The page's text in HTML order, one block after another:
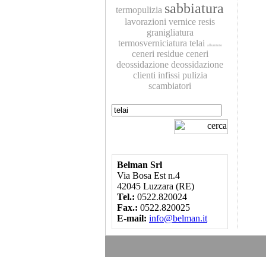
termopulizia sabbiatura
lavorazioni vernice resis
granigliatura
termosverniciatura telai alluminio
ceneri residue ceneri
deossidazione deossidazione
clienti infissi pulizia
scambiatori
Belman Srl
Via Bosa Est n.4
42045 Luzzara (RE)
Tel.: 0522.820024
Fax.: 0522.820025
E-mail: info@belman.it